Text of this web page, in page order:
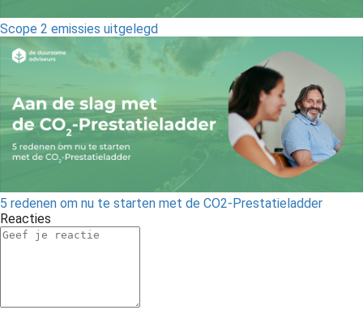
Scope 2 emissies uitgelegd
5 redenen om nu te starten met de CO2-Prestatieladder
Reacties